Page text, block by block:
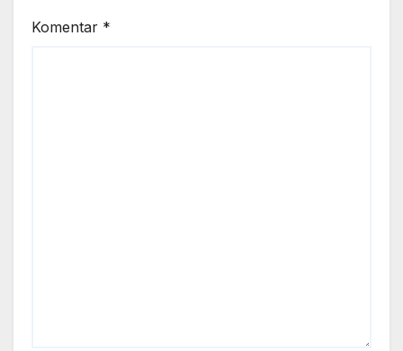
Komentar *